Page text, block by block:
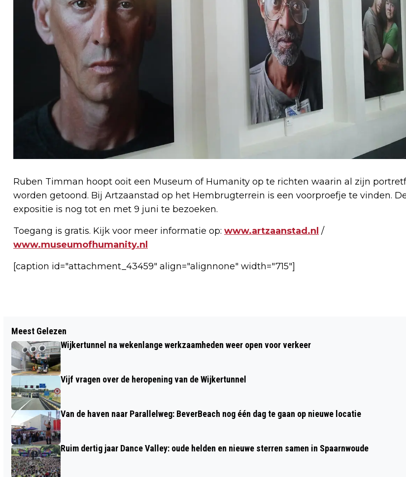
Ruben Timman hoopt ooit een Museum of Humanity op te richten waarin al zijn
worden getoond. Bij Artzaanstad op het Hembrugterrein is een voorproefje te vinden.
expositie is nog tot en met 9 juni te bezoeken.
Toegang is gratis. Kijk voor meer informatie op: www.artzaanstad.nl /
www.museumofhumanity.nl
[caption id="attachment_43459" align="alignnone" width="715"]
SCOOTMOBIELTOCHTEN TIJDENS DE
ZOMER
CRUISESCHEPEN WEL HEBBEN
Meest Gelezen
Wijkertunnel na wekenlange werkzaamheden weer open voor verkeer
Vijf vragen over de heropening van de Wijkertunnel
Van de haven naar Parallelweg: BeverBeach nog één dag te gaan op nieuwe locatie
Ruim dertig jaar Dance Valley: oude helden en nieuwe sterren samen in Spaarnwoude